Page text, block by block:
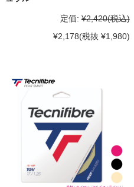
定価: ¥2,420(税込)
¥2,178(税抜 ¥1,980)